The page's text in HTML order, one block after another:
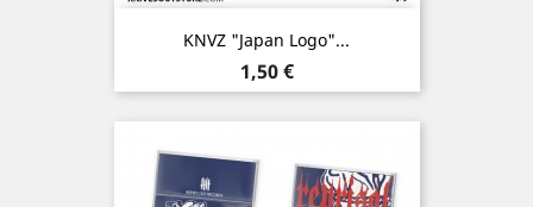
KNVZ "Japan Logo"...
Prix
1,50 €